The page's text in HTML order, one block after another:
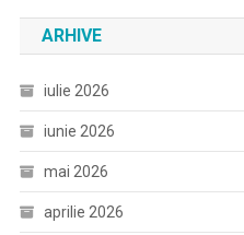
ARHIVE
iulie 2026
iunie 2026
mai 2026
aprilie 2026